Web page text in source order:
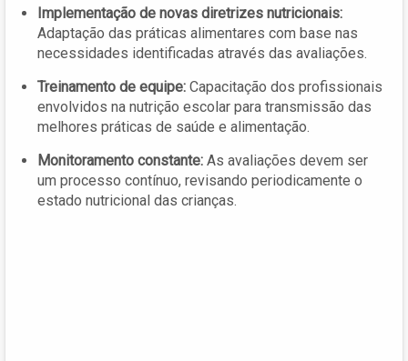
Implementação de novas diretrizes nutricionais:
Adaptação das práticas alimentares com base nas
necessidades identificadas através das avaliações.
Treinamento de equipe: Capacitação dos profissionais
envolvidos na nutrição escolar para transmissão das
melhores práticas de saúde e alimentação.
Monitoramento constante: As avaliações devem ser
um processo contínuo, revisando periodicamente o
estado nutricional das crianças.